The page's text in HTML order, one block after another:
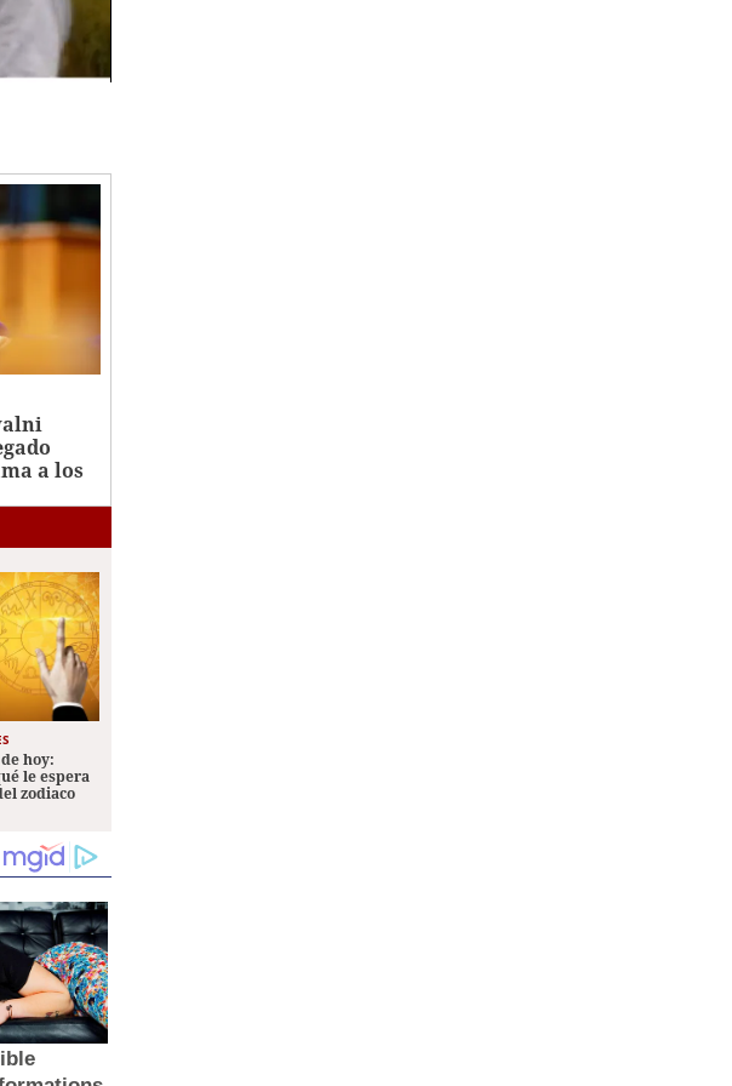
a los
hoy:
le espera
zodiaco